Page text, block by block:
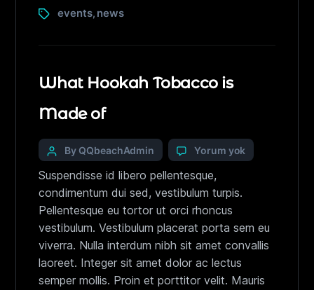
events, news
What Hookah Tobacco is
Made of
By QQbeachAdmin Yorum yok
Suspendisse id libero pellentesque,
condimentum dui sed, vestibulum turpis.
Pellentesque eu tortor ut orci rhoncus
vestibulum. Vestibulum placerat porta sem eu
viverra. Nulla interdum nibh sit amet convallis
laoreet. Integer sit amet dolor ac lectus
semper mollis. Proin et porttitor velit. Mauris